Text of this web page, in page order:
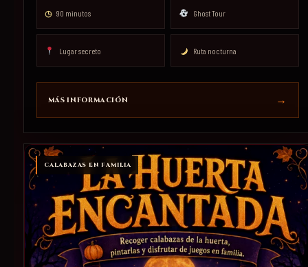
◷ 90 minutos Ghost Tour
Lugar secreto Ruta nocturna
MÁS INFORMACIÓN
CALABAZAS EN FAMILIA